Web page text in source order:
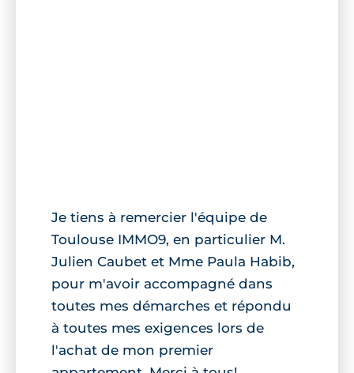
Je tiens à remercier l'équipe de
Toulouse IMMO9, en particulier M.
Julien Caubet et Mme Paula Habib,
pour m'avoir accompagné dans
toutes mes démarches et répondu
à toutes mes exigences lors de
l'achat de mon premier